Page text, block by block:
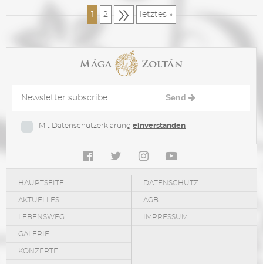
2 » letztes »
Send
Mit Datenschutzerklärung einverstanden
HAUPTSEITE
AKTUELLES
LEBENSWEG
GALERIE
KONZERTE
DATENSCHUTZ
AGB
IMPRESSUM